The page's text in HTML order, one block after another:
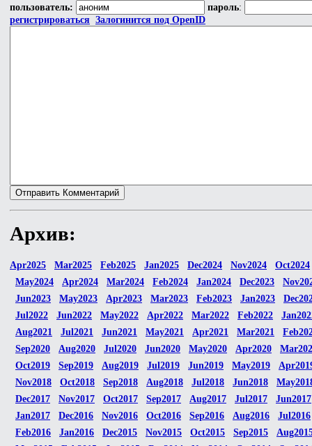
пользователь: пароль:
регистрироваться Залогинится под OpenID
Архив:
Apr2025 Mar2025 Feb2025 Jan2025 Dec2024 Nov2024
Oct2024
May2024
Apr2024 Mar2024 Feb2024 Jan2024 Dec2023
Jun2023
May2023 Apr2023 Mar2023 Feb2023 Jan2023
Jul2022
Jun2022 May2022 Apr2022 Mar2022 Feb2022
Aug2021
Jul2021 Jun2021 May2021 Apr2021 Mar2021
Sep2020
Aug2020 Jul2020 Jun2020 May2020 Apr2020
Oct2019
Sep2019 Aug2019 Jul2019 Jun2019 May2019
Nov2018
Oct2018 Sep2018 Aug2018 Jul2018 Jun2018
Dec2017
Nov2017 Oct2017 Sep2017 Aug2017 Jul2017
Jun2017
Jan2017
Dec2016 Nov2016 Oct2016 Sep2016 Aug2016
Jul2016
Feb2016
Jan2016 Dec2015 Nov2015 Oct2015 Sep2015